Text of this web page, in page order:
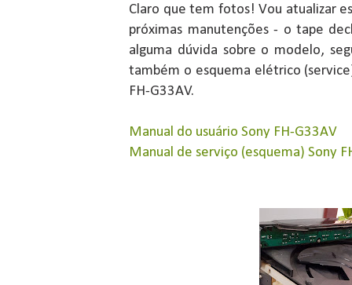
Claro que tem fotos! Vou atualizar
próximas manutenções - o tape
alguma dúvida sobre o modelo,
também o esquema elétrico
FH-G33AV.
Manual do usuário Sony FH-G33AV
Manual de serviço (esquema) Sony